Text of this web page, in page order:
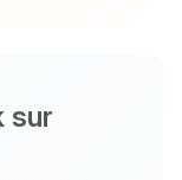
sur
petit
ce dont